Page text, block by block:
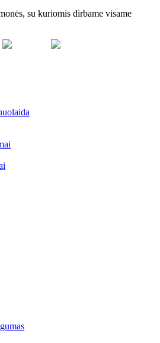
su kuriomis dirbame visame